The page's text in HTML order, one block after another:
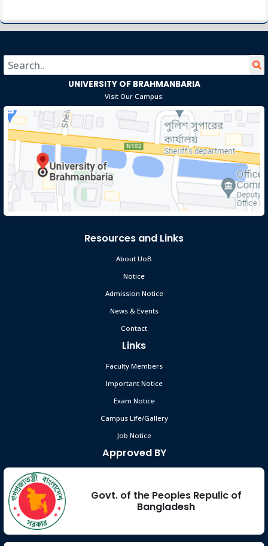
Sep 14
2023
বসন্ত বরণ ১৪২৯
UNIVERSITY OF BRAHMANBARIA
Visit Our Campus:
Resources and Links
About UoB
Notice
Admission Notice
News & Events
Contact
Links
Faculty Members
Important Notice
Exam Notice
Campus Life/Gallery
Job Notice
Approved BY
Govt. of the Peoples Repulic of
Bangladesh